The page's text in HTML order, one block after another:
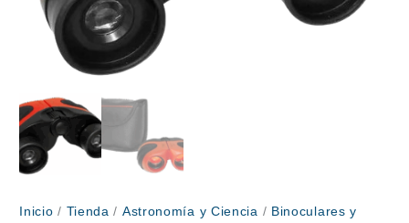
Inicio / Tienda / Astronomía y Ciencia / Binoculares y